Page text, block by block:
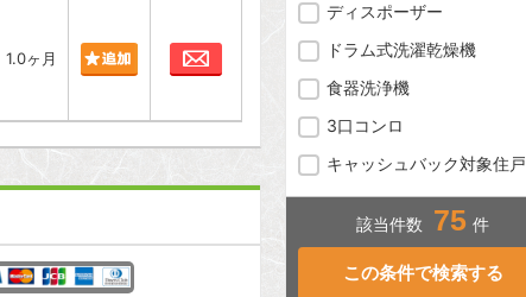
1.0ヶ月
ディスポーザー
ドラム式洗濯乾燥機
食器洗浄機
3口コンロ
キャッシュバック対象住戸
該当件数 75 件